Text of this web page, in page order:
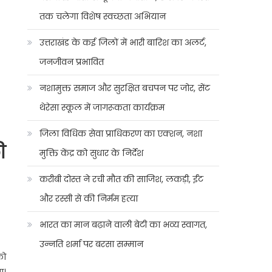
तक चलेगा विशेष स्वच्छता अभियान
उत्तराखंड के कई जिलों में भारी बारिश का अलर्ट,
जनजीवन प्रभावित
नशामुक्त समाज और सुरक्षित बचपन पर जोर, सेंट
थेरेसा स्कूल में जागरूकता कार्यक्रम
जिला विधिक सेवा प्राधिकरण का एक्शन, नशा
मुक्ति केंद्र को सुधार के निर्देश
करीबी दोस्त ने रची मौत की साजिश, लकड़ी, ईंट
और रस्सी से की निर्मम हत्या
भारत का मान बढ़ाने वाली बेटी का भव्य स्वागत,
उन्नति शर्मा पर बरसा सम्मान